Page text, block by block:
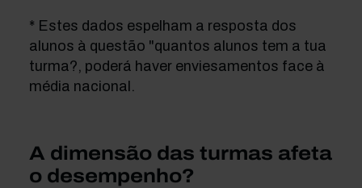
* Estes dados espelham a resposta dos
alunos à questão "quantos alunos tem a tua
turma?, poderá haver enviesamentos face à
média nacional.
A dimensão das turmas afeta
o desempenho?